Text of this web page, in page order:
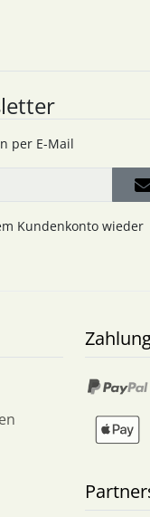
per E-Mail
Kundenkonto wieder